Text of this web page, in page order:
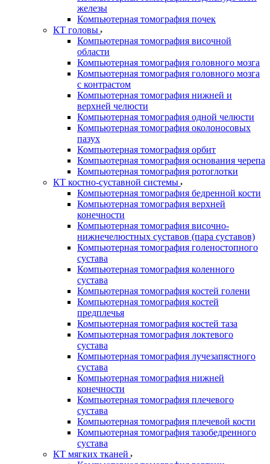
железы
Компьютерная томография почек
КТ головы
Компьютерная томография височной
области
Компьютерная томография головного мозга
Компьютерная томография головного мозга
с контрастом
Компьютерная томография нижней и
верхней челюсти
Компьютерная томография одной челюсти
Компьютерная томография околоносовых
пазух
Компьютерная томография орбит
Компьютерная томография основания черепа
Компьютерная томография ротоглотки
КТ костно-суставной системы
Компьютерная томография бедренной кости
Компьютерная томография верхней
конечности
Компьютерная томография височно-
нижнечелюстных суставов (пара суставов)
Компьютерная томография голеностопного
сустава
Компьютерная томография коленного
сустава
Компьютерная томография костей голени
Компьютерная томография костей
предплечья
Компьютерная томография костей таза
Компьютерная томография локтевого
сустава
Компьютерная томография лучезапястного
сустава
Компьютерная томография нижней
конечности
Компьютерная томография плечевого
сустава
Компьютерная томография плечевой кости
Компьютерная томография тазобедренного
сустава
КТ мягких тканей